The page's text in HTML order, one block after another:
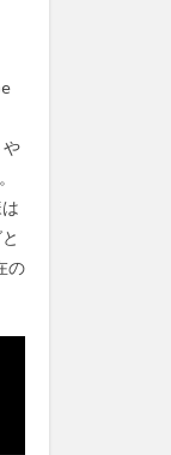
や
の